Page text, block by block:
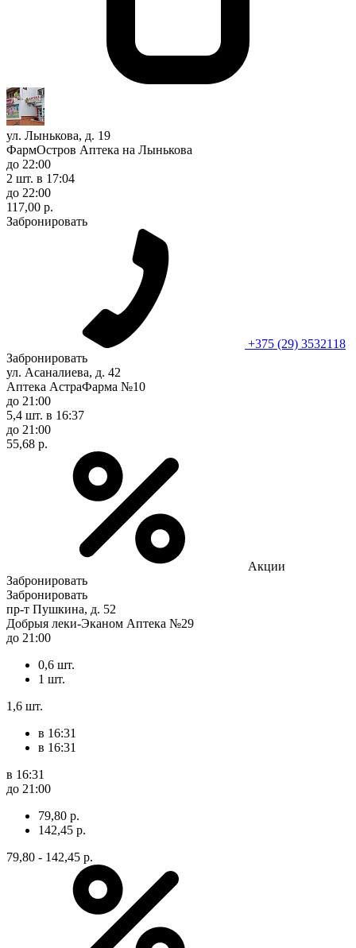
ул. Лынькова, д. 19
ФармОстров Аптека на Лынькова
до 22:00
2 шт. в 17:04
до 22:00
117,00 р.
Забронировать
+375 (29) 3532118
Забронировать
ул. Асаналиева, д. 42
Аптека АстраФарма №10
до 21:00
5,4 шт. в 16:37
до 21:00
55,68 р.
Акции
Забронировать
Забронировать
пр-т Пушкина, д. 52
Добрыя леки-Эканом Аптека №29
до 21:00
0,6 шт.
1 шт.
1,6 шт.
в 16:31
в 16:31
в 16:31
до 21:00
79,80 р.
142,45 р.
79,80 - 142,45 р.